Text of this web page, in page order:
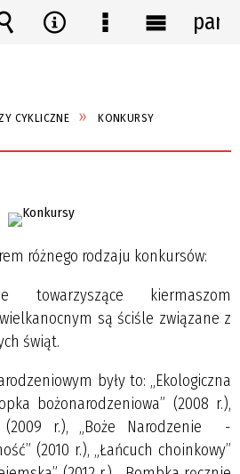
CYKLICZNE KONKURSY
różnego rodzaju konkursów:
towarzyszące kiermaszom
są ściśle związane z
świąt.
były to: „Ekologiczna
bożonarodzeniowa” (2008 r.),
(2009 r.), „Boże Narodzenie -
(2010 r.), „Łańcuch choinkowy”